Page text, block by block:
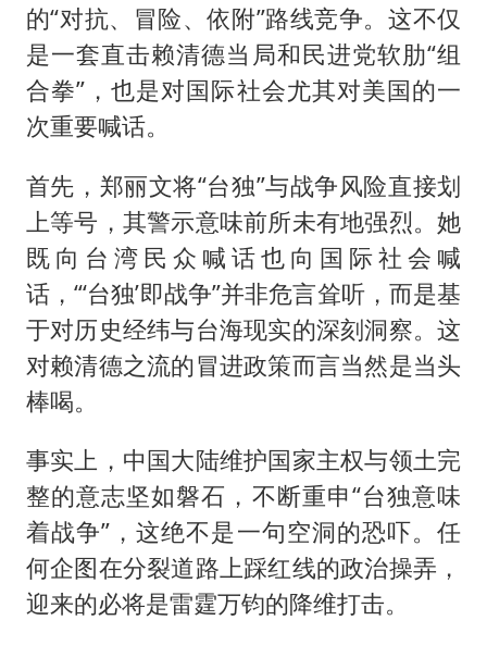
的“对抗、冒险、依附”路线竞争。这不仅
是一套直击赖清德当局和民进党软肋“组
合拳”，也是对国际社会尤其对美国的一
次重要喊话。
首先，郑丽文将“台独”与战争风险直接划
上等号，其警示意味前所未有地强烈。她
既向台湾民众喊话也向国际社会喊
话，“‘台独’即战争”并非危言耸听，而是基
于对历史经纬与台海现实的深刻洞察。这
对赖清德之流的冒进政策而言当然是当头
棒喝。
事实上，中国大陆维护国家主权与领土完
整的意志坚如磐石，不断重申“台独意味
着战争”，这绝不是一句空洞的恐吓。任
何企图在分裂道路上踩红线的政治操弄，
迎来的必将是雷霆万钧的降维打击。